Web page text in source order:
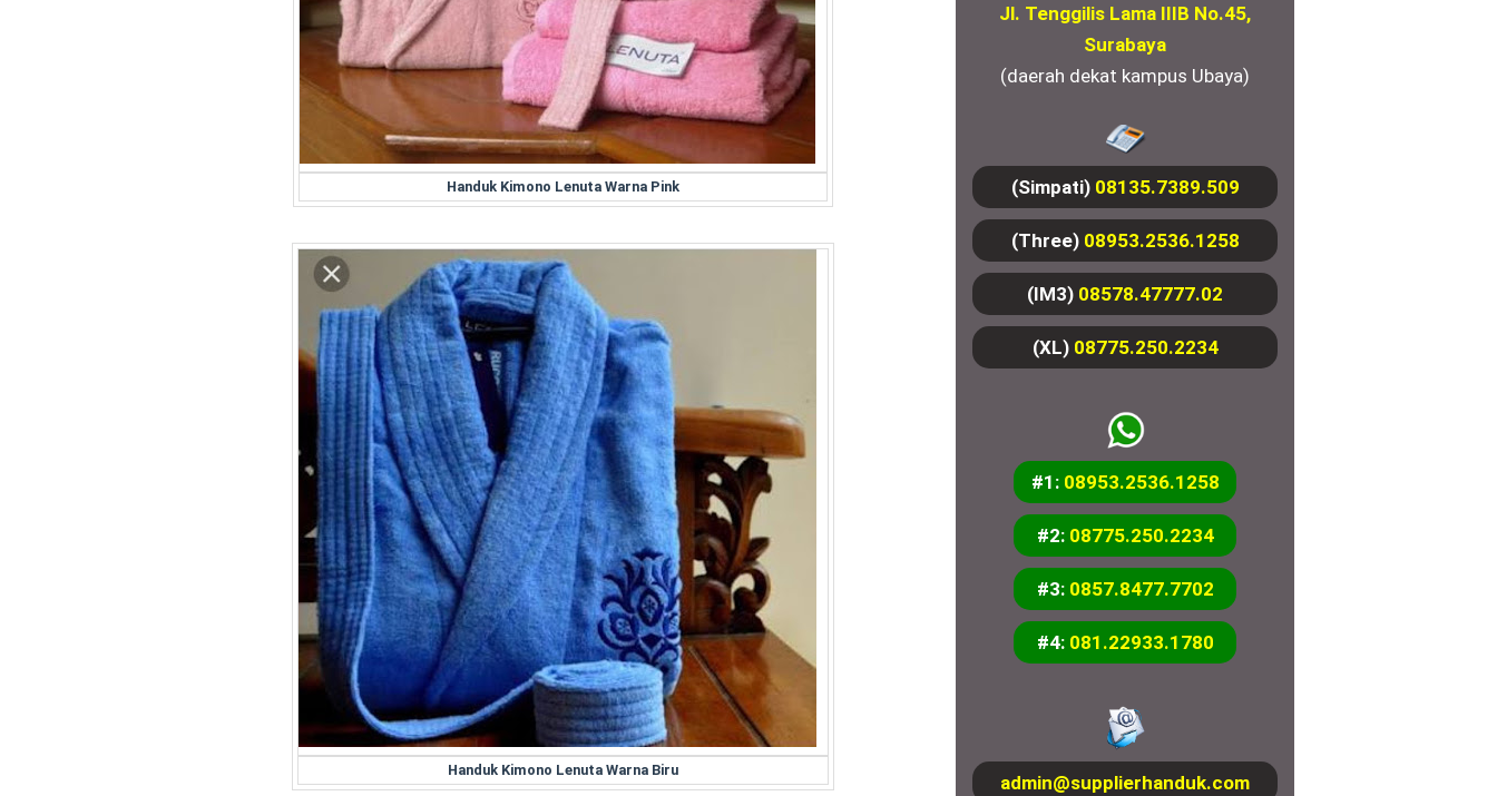
Handuk Kimono Lenuta Warna Pink
Handuk Kimono Lenuta Warna Biru
Jl. Tenggilis Lama IIIB No.45,
Surabaya
(daerah dekat kampus Ubaya)
(Simpati) 08135.7389.509
(Three) 08953.2536.1258
(IM3) 08578.47777.02
(XL) 08775.250.2234
#1: 08953.2536.1258
#2: 08775.250.2234
#3: 0857.8477.7702
#4: 081.22933.1780
admin@supplierhanduk.com